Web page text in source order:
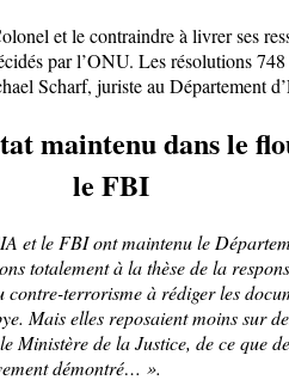
et le contraindre à livrer ses
par l’ONU. Les résolutions
Scharf, juriste au Département
maintenu dans le
le FBI
et le FBI ont maintenu le
totalement à la thèse de la
terrorisme à rédiger les
Mais elles reposaient moins sur
Ministère de la Justice, de ce que
démontré… ».